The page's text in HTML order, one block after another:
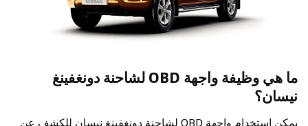
ما هي وظيفة واجهة OBD لشاحنة دونغفينغ
نيسان؟
يمكن استخدام واجهة OBD لشاحنة دونغفينغ نيسان للكشف عن